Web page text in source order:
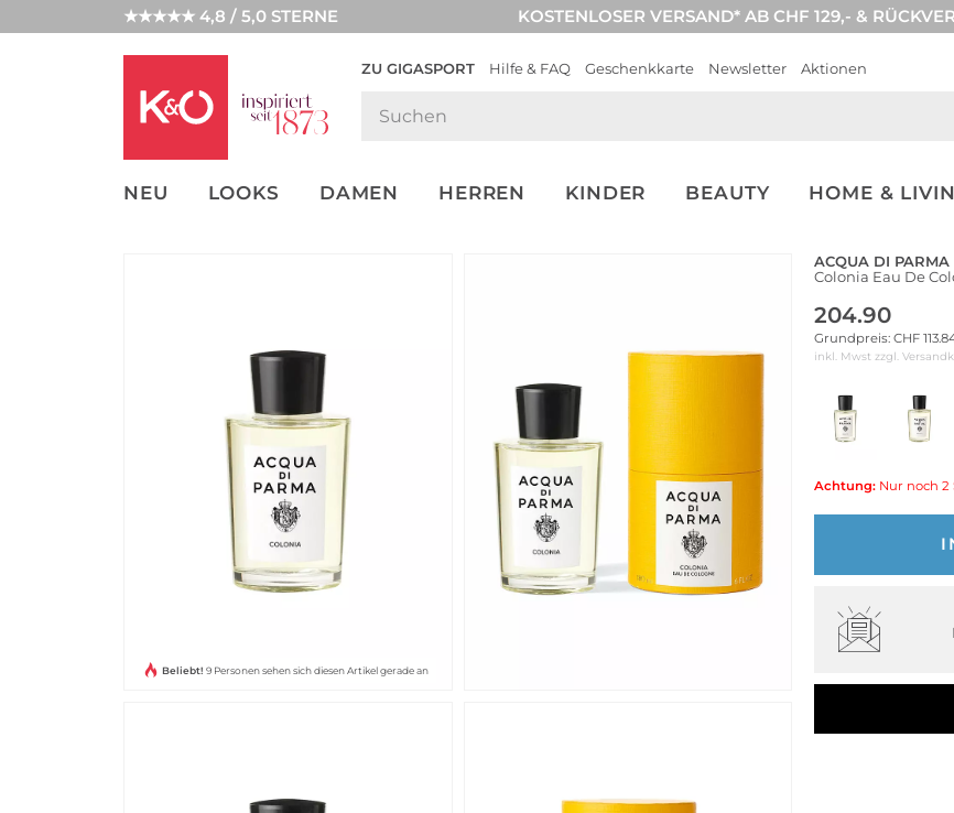
★★★★★ 4,8 / 5,0 STERNE KOSTENLOSER VERSAND* AB CHF 129,- &
ZU GIGASPORT Hilfe & FAQ Geschenkkarte Newsletter Aktionen
NEU LOOKS DAMEN HERREN KINDER BEAUTY HOME &
NEW IN
WEDDING
Beliebt! 9 Personen sehen sich diesen Artikel gerade an
ACQUA DI PARMA
Colonia Eau De
204.90
Grundpreis: CHF
inkl. Mwst zzgl.
Achtung: Nur noch